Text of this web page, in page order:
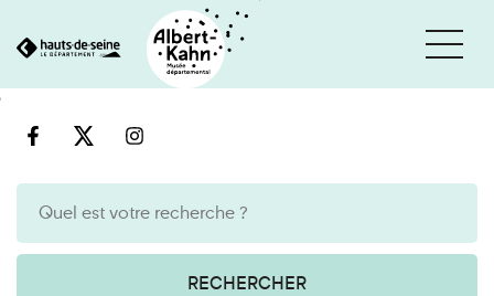
engine
RECHERCHER
Cookies management panel